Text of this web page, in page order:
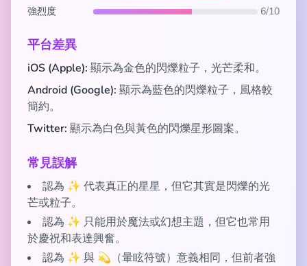
強烈度
6/10
平台差異
iOS (Apple): 顯示為金色的閃爍粒子，光芒柔和。
Android (Google): 顯示為藍色的閃爍粒子，風格較
簡約。
Twitter: 顯示為白色與黃色的閃爍星形圖案。
常見誤解
認為 ✨ 代表真正的星星，但它其實是閃爍的光
芒或粒子。
認為 ✨ 只能用於魔法或幻想主題，但它也常用
於慶祝和表達興奮。
認為 ✨ 與 💫（暈眩符號）意義相同，但前者強